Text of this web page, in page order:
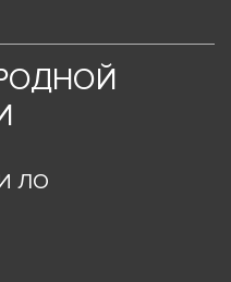
ЛО